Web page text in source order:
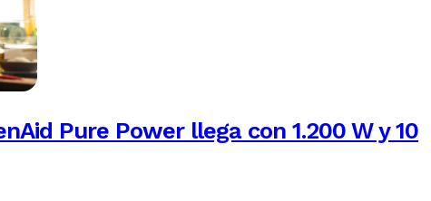
Pure Power llega con 1.200 W y 10